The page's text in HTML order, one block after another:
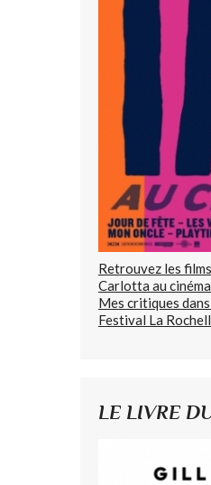
Retrouvez les
Carlotta au
Mes critiques
Festival La
LE LIVRE